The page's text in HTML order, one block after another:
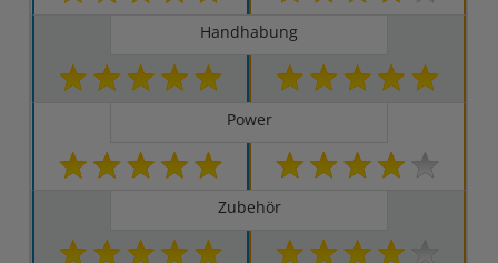
Handhabung
Power
Zubehör